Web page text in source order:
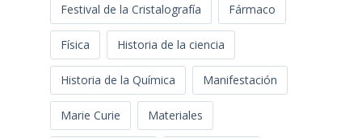
Festival de la Cristalografía Fármaco
Física Historia de la ciencia
Historia de la Química Manifestación
Marie Curie Materiales